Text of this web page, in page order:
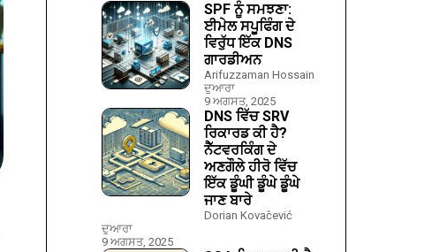
SPF ਨੂੰ ਸਮਝਣਾ:
ਈਮੇਲ ਸਪੂਫਿੰਗ ਦੇ
ਵਿਰੁੱਧ ਇੱਕ DNS
ਗਾਰਡੀਅਨ
Arifuzzaman Hossain
ਦੁਆਰਾ
9 ਅਗਸਤ, 2025
DNS ਵਿੱਚ SRV
ਰਿਕਾਰਡ ਕੀ ਹੈ?
ਨੈੱਟਵਰਕਿੰਗ ਦੇ
ਅਣਗੌਲੇ ਹੀਰੋ ਵਿੱਚ
ਇੱਕ ਡੂੰਘੀ ਡੂੰਘੇ ਡੂੰਘੇ
ਜਾਣ ਬਾਰੇ
Dorian Kovačević
ਦੁਆਰਾ
9 ਅਗਸਤ, 2025